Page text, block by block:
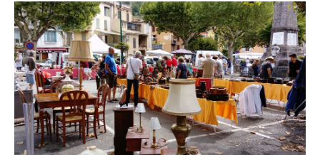
Annot vous invite à chiner sur la place du marché mais
également dans les rues du centre ancien ! Jouets, objets
de décoration, livres, vêtements … Il y a forcément l'objet
que vous cherchez parmi les stands.